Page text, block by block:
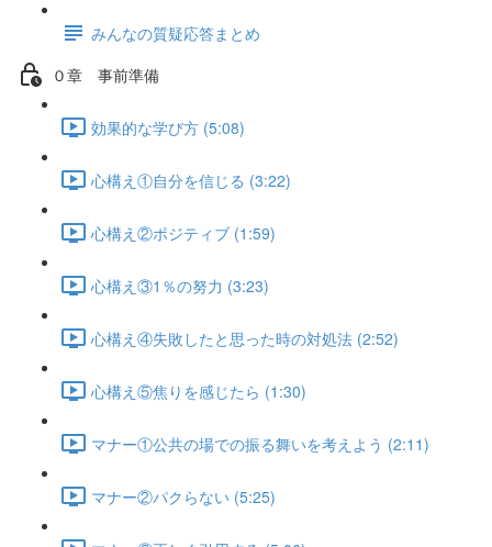
みんなの質疑応答まとめ
０章 事前準備
効果的な学び方 (5:08)
心構え①自分を信じる (3:22)
心構え②ポジティブ (1:59)
心構え③1％の努力 (3:23)
心構え④失敗したと思った時の対処法 (2:52)
心構え⑤焦りを感じたら (1:30)
マナー①公共の場での振る舞いを考えよう (2:11)
マナー②パクらない (5:25)